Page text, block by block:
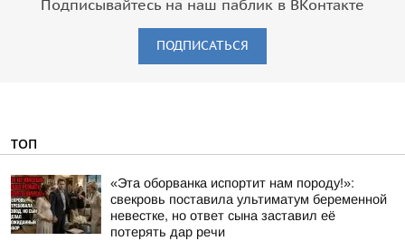
Подписывайтесь на наш паблик в ВКонтакте
ПОДПИСАТЬСЯ
ТОП
«Эта оборванка испортит нам породу!»:
свекровь поставила ультиматум беременной
невестке, но ответ сына заставил её
потерять дар речи